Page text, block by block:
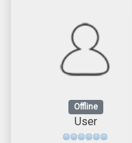
Offline
User